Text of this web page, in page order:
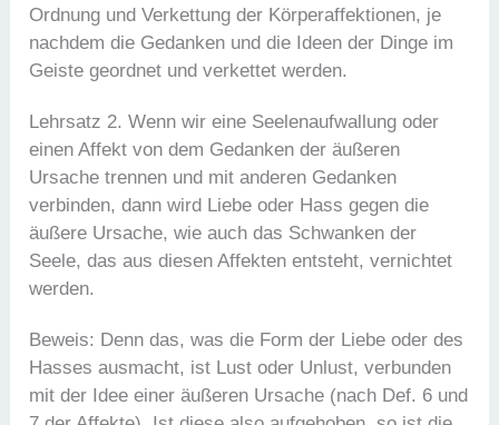
Ordnung und Verkettung der Körperaffektionen, je
nachdem die Gedanken und die Ideen der Dinge im
Geiste geordnet und verkettet werden.
Lehrsatz 2. Wenn wir eine Seelenaufwallung oder
einen Affekt von dem Gedanken der äußeren
Ursache trennen und mit anderen Gedanken
verbinden, dann wird Liebe oder Hass gegen die
äußere Ursache, wie auch das Schwanken der
Seele, das aus diesen Affekten entsteht, vernichtet
werden.
Beweis: Denn das, was die Form der Liebe oder des
Hasses ausmacht, ist Lust oder Unlust, verbunden
mit der Idee einer äußeren Ursache (nach Def. 6 und